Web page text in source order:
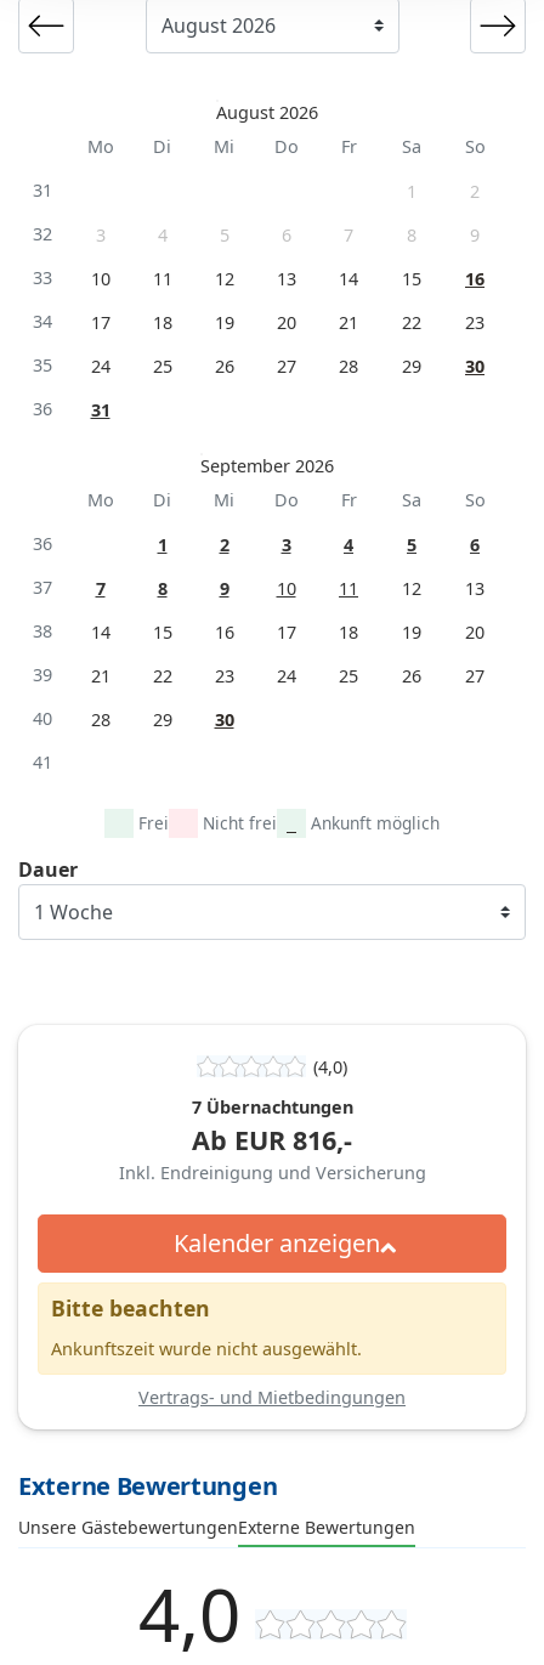
August 2026
Mo
Di Mi Do Fr Sa
So
31
1
2
32
3 4 5 6 7 8
9
33
10 11 12 13 14 15
16
34
17 18 19 20 21 22
23
35
24 25 26 27 28 29
30
36
31
September 2026
Mo
Di Mi Do Fr Sa
So
36
1 2 3 4 5
6
37
7 8 9 10 11 12
13
38
14 15 16 17 18 19
20
39
21 22 23 24 25 26
27
40
28 29
30
41
Frei Nicht frei Ankunft möglich
Dauer
(4,0)
7 Übernachtungen
Ab EUR 816,-
Inkl. Endreinigung und Versicherung
Kalender anzeigen
Bitte beachten
Ankunftszeit wurde nicht ausgewählt.
Vertrags- und Mietbedingungen
Externe Bewertungen
Unsere GästebewertungenExterne Bewertungen
4,0